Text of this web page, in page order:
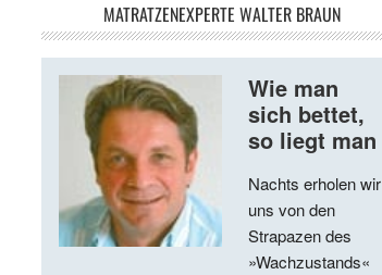
MATRATZENEXPERTE WALTER BRAUN
Wie man
sich bettet,
so liegt man
Nachts erholen wir
uns von den
Strapazen des
»Wachzustands«